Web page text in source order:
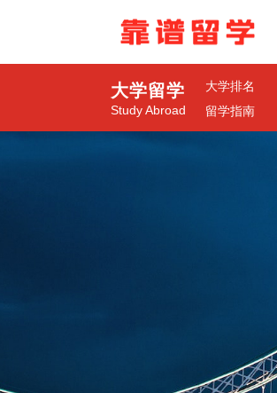
大学留学
Study Abroad
大学排名
留学指南